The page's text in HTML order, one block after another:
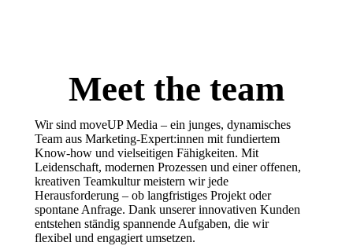
Meet the team
Wir sind moveUP Media – ein junges, dynamisches
Team aus Marketing-Expert:innen mit fundiertem
Know-how und vielseitigen Fähigkeiten. Mit
Leidenschaft, modernen Prozessen und einer offenen,
kreativen Teamkultur meistern wir jede
Herausforderung – ob langfristiges Projekt oder
spontane Anfrage. Dank unserer innovativen Kunden
entstehen ständig spannende Aufgaben, die wir
flexibel und engagiert umsetzen.